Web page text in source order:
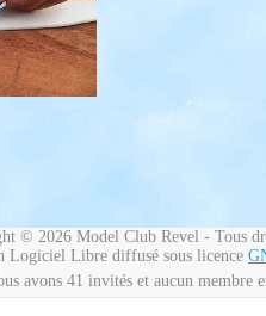
© 2026 Model Club Revel - Tous
Logiciel Libre diffusé sous licence
avons 41 invités et aucun membre